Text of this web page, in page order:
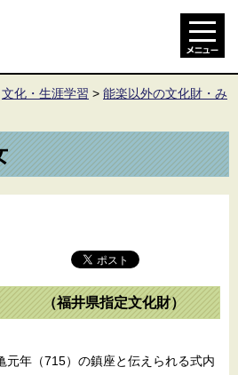
文化・生涯学習 > 能楽以外の文化財・み
福井県指定文化財）
年（715）の鎮座と伝えられる式内